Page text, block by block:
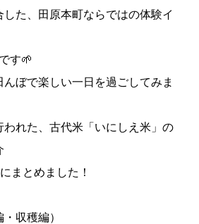
た、田原本町ならではの体験イ
す🌱
ぼで楽しい一日を過ごしてみま
われた、古代米「いにしえ米」の
まとめました！
収穫編）